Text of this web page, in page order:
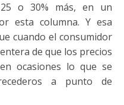
o 30% más, en un
esta columna. Y esa
cuando el consumidor
de que los precios
ocasiones lo que se
a punto de